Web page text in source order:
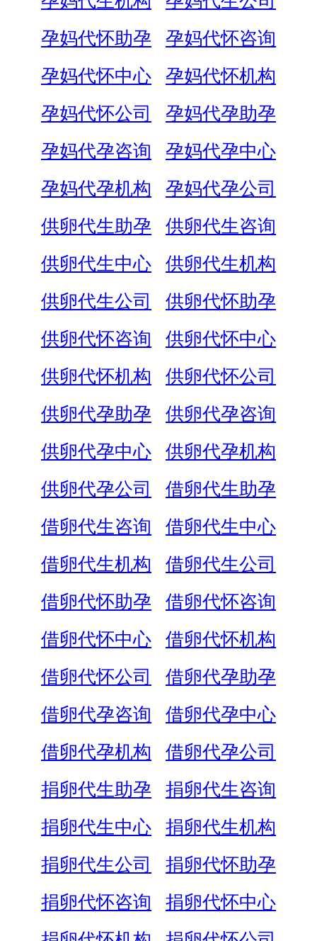
孕妈代怀助孕
孕妈代怀咨询
孕妈代怀中心
孕妈代怀机构
孕妈代怀公司
孕妈代孕助孕
孕妈代孕咨询
孕妈代孕中心
孕妈代孕机构
孕妈代孕公司
供卵代生助孕
供卵代生咨询
供卵代生中心
供卵代生机构
供卵代生公司
供卵代怀助孕
供卵代怀咨询
供卵代怀中心
供卵代怀机构
供卵代怀公司
供卵代孕助孕
供卵代孕咨询
供卵代孕中心
供卵代孕机构
供卵代孕公司
借卵代生助孕
借卵代生咨询
借卵代生中心
借卵代生机构
借卵代生公司
借卵代怀助孕
借卵代怀咨询
借卵代怀中心
借卵代怀机构
借卵代怀公司
借卵代孕助孕
借卵代孕咨询
借卵代孕中心
借卵代孕机构
借卵代孕公司
捐卵代生助孕
捐卵代生咨询
捐卵代生中心
捐卵代生机构
捐卵代生公司
捐卵代怀助孕
捐卵代怀咨询
捐卵代怀中心